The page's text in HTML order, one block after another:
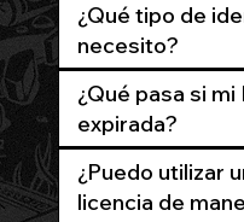
¿Qué tipo de
necesito?
¿Qué pasa si
expirada?
¿Puedo utilizar
licencia de